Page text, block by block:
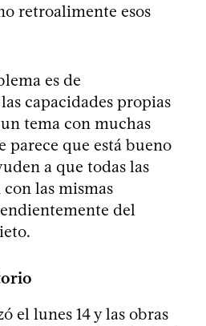
retroalimente esos
es de
capacidades propias
un tema con muchas
parece que está bueno
a que todas las
con las mismas
del
el lunes 14 y las obras